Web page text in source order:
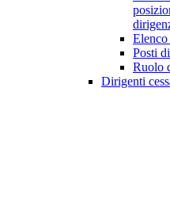
Posti
Ruolo
Dirigenti